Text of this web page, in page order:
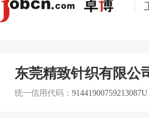
东莞精致针织有限公
统一信用代码： 91441900759213087U